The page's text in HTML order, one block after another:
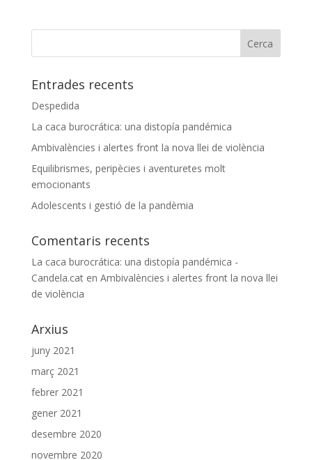
Entrades recents
Despedida
La caca burocrática: una distopía pandémica
Ambivalències i alertes front la nova llei de violència
Equilibrismes, peripècies i aventuretes molt
emocionants
Adolescents i gestió de la pandèmia
Comentaris recents
La caca burocrática: una distopía pandémica -
Candela.caten Ambivalències i alertes front la nova llei
de violència
Arxius
juny 2021
març 2021
febrer 2021
gener 2021
desembre 2020
novembre 2020